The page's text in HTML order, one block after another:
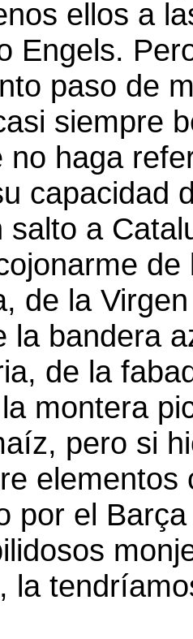
ellos a
Engels.
paso de
siempre
no haga
capacidad
salto a
de
de la
la bandera
de la
montera
pero si
elementos
por el
la